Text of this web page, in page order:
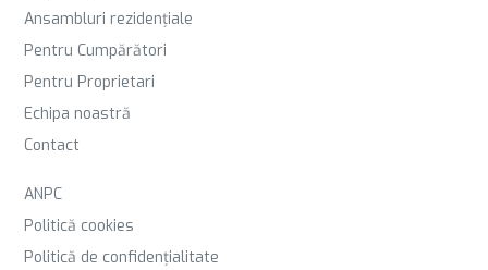
Ansambluri rezidențiale
Pentru Cumpărători
Pentru Proprietari
Echipa noastră
Contact
ANPC
Politică cookies
Politică de confidențialitate